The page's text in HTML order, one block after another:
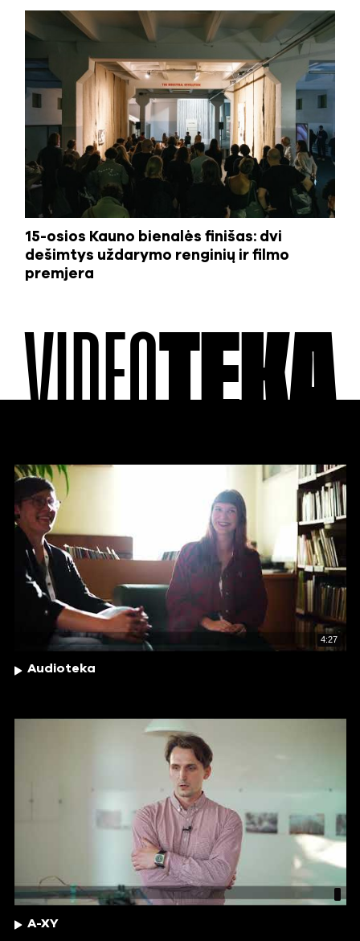
15-osios Kauno bienalės finišas: dvi
dešimtys uždarymo renginių ir filmo
premjera
VIDEOTEKA
4:27
Audioteka
A-XY